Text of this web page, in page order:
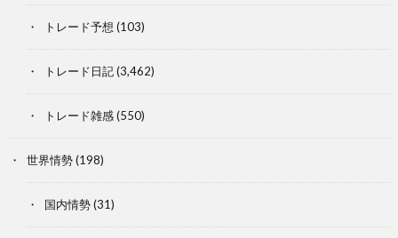
トレード予想 (103)
トレード日記(3,462)
トレード雑感(550)
世界情勢(198)
国内情勢(31)